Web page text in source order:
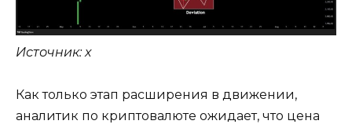
Источник: x
Как только этап расширения в движении,
аналитик по криптовалюте ожидает, что цена